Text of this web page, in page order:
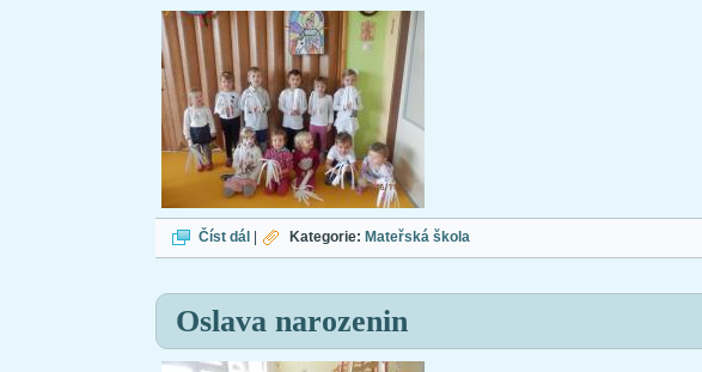
Číst dál Oslava sv. Martina
Kategorie: Mateřská škola
Oslava narozenin